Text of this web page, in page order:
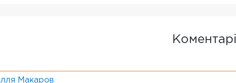
Коментарі
Ілля Макаров